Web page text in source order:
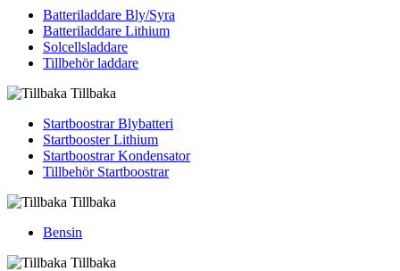
Batteriladdare Bly/Syra
Batteriladdare Lithium
Solcellsladdare
Tillbehör laddare
Tillbaka
Startboostrar Blybatteri
Startbooster Lithium
Startboostrar Kondensator
Tillbehör Startboostrar
Tillbaka
Bensin
Tillbaka